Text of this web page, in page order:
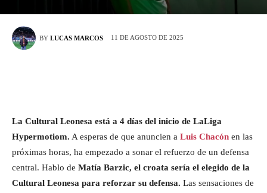
BY LUCAS MARCOS 11 DE AGOSTO DE 2025
La Cultural Leonesa está a 4 días del inicio de LaLiga
Hypermotiom. A esperas de que anuncien a Luis Chacón en las
próximas horas, ha empezado a sonar el refuerzo de un defensa
central. Hablo de Matía Barzic, el croata sería el elegido de la
Cultural Leonesa para reforzar su defensa. Las sensaciones de